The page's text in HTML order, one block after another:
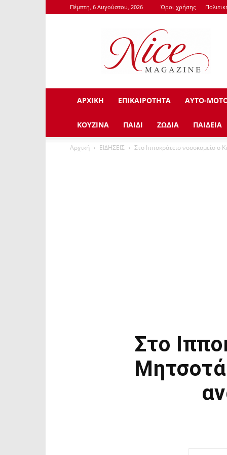
Πέμπτη, 6 Αυγούστου, 2026 Όροι χρήσης
NiceMagazine.Gr
ΑΡΧΙΚΗ ΕΠΙΚΑΙΡΟΤΗΤΑ ΑΥΤΟ-
ΚΟΥΖΙΝΑ ΠΑΙΔΙ ΖΩΔΙΑ ΠΑΙΔΕΙΑ
Αρχική ΕΙΔΗΣΕΙΣ Στο Ιπποκράτειο νοσοκομείο ο
Στο